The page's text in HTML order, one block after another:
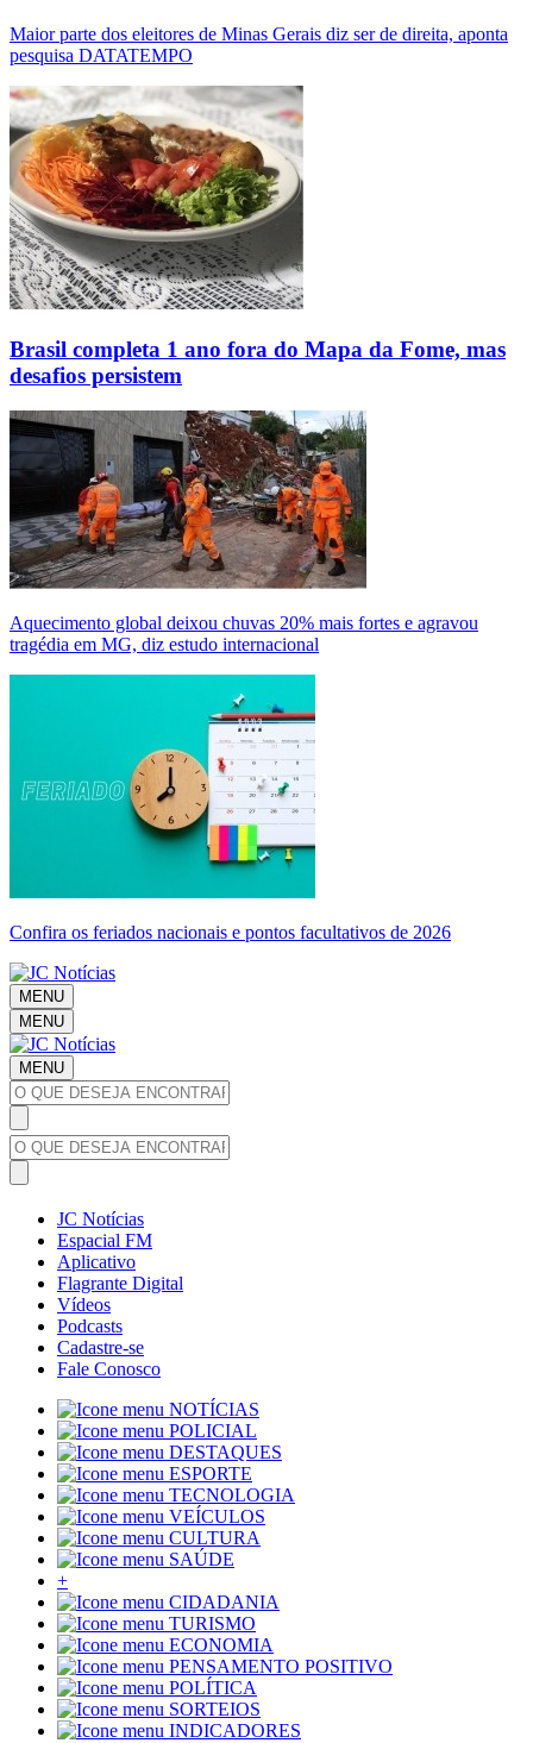
Maior parte dos eleitores de Minas Gerais diz ser de direita, aponta
pesquisa DATATEMPO
Brasil completa 1 ano fora do Mapa da Fome, mas
desafios persistem
Aquecimento global deixou chuvas 20% mais fortes e agravou
tragédia em MG, diz estudo internacional
Confira os feriados nacionais e pontos facultativos de 2026
MENU
MENU
MENU
JC Notícias
Espacial FM
Aplicativo
Flagrante Digital
Vídeos
Podcasts
Cadastre-se
Fale Conosco
NOTÍCIAS
POLICIAL
DESTAQUES
ESPORTE
TECNOLOGIA
VEÍCULOS
CULTURA
SAÚDE
+
CIDADANIA
TURISMO
ECONOMIA
PENSAMENTO POSITIVO
POLÍTICA
SORTEIOS
INDICADORES